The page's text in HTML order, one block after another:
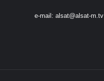
e-mail: alsat@alsat-m.tv